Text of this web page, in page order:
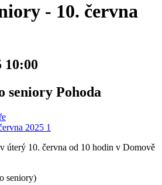
- 10. června
10:00
seniory Pohoda
úterý 10. června od 10 hodin v Domově
seniory)